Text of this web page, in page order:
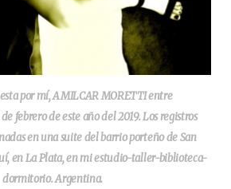
por mí, AMILCAR MORETTI entre
febrero de este año del 2019. Los registros
en una suite del barrio porteño de San
en La Plata, en mi estudio-taller-biblioteca-
dormitorio. Argentina.